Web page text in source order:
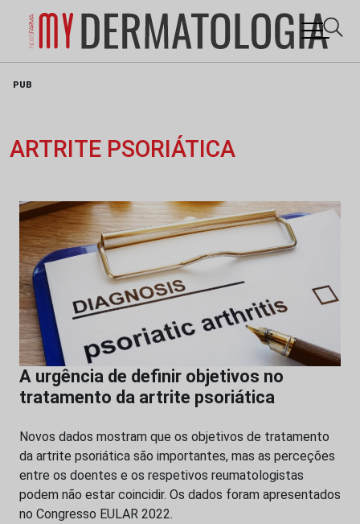
PUB
ARTRITE PSORIÁTICA
A urgência de definir objetivos no
tratamento da artrite psoriática
Novos dados mostram que os objetivos de tratamento
da artrite psoriática são importantes, mas as perceções
entre os doentes e os respetivos reumatologistas
podem não estar coincidir. Os dados foram apresentados
no Congresso EULAR 2022.